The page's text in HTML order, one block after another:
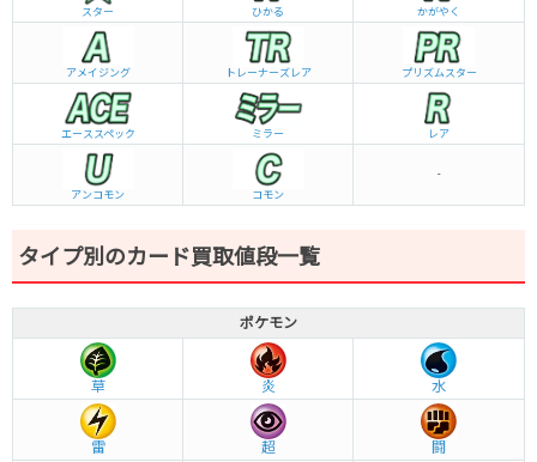
スター ひかる かがやく
アメイジング トレーナーズレア プリズムスター
エーススペック ミラー レア
アンコモン コモン
-
タイプ別のカード買取値段一覧
ポケモン
草 炎 水
雷 超 闘